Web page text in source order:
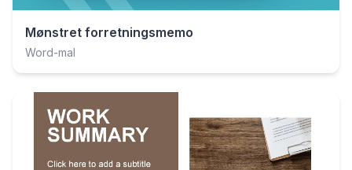
Mønstret forretningsmemo
Word-mal